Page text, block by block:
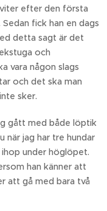
efter den första
fick han en dags
detta sagt är det
och
vara någon slags
och det ska man
sker.
gått med både löptik
när jag har tre hundar
under höglöpet.
han känner att
att gå med bara två